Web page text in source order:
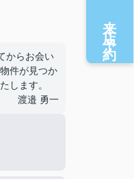
からお会い
件が見つか
します。
渡邉 勇一
来店予約